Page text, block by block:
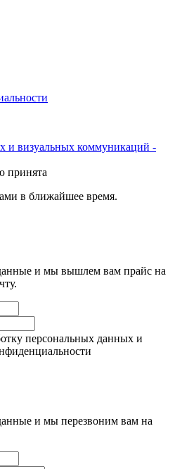
принята
в ближайшее время.
и мы вышлем вам прайс на
персональных данных и
и мы перезвоним вам на